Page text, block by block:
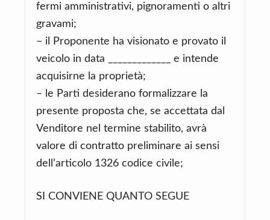
fermi amministrativi, pignoramenti o altri
gravami;
– il Proponente ha visionato e provato il
veicolo in data _____________ e intende
acquisirne la proprietà;
– le Parti desiderano formalizzare la
presente proposta che, se accettata dal
Venditore nel termine stabilito, avrà
valore di contratto preliminare ai sensi
dell’articolo 1326 codice civile;
SI CONVIENE QUANTO SEGUE